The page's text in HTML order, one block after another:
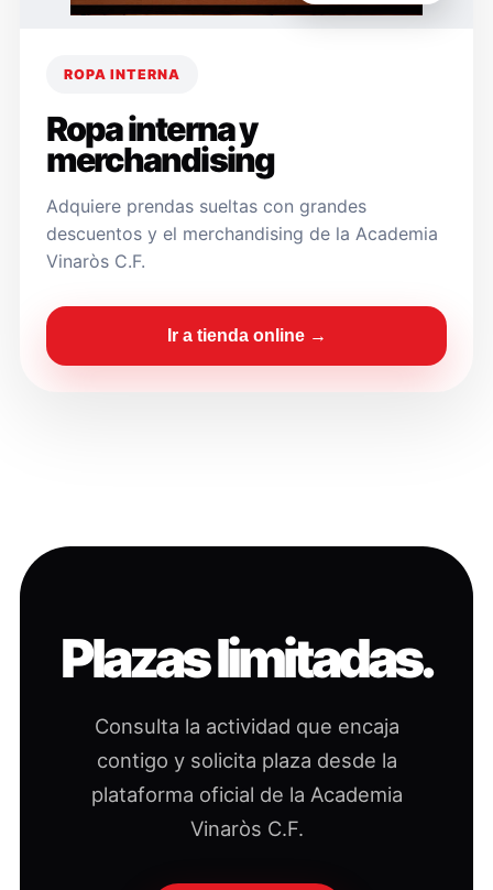
ROPA INTERNA
Ropa interna y
merchandising
Adquiere prendas sueltas con grandes
descuentos y el merchandising de la Academia
Vinaròs C.F.
Ir a tienda online →
Plazas limitadas.
Consulta la actividad que encaja
contigo y solicita plaza desde la
plataforma oficial de la Academia
Vinaròs C.F.